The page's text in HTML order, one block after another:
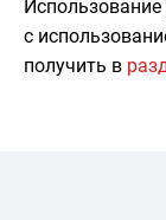
с
получить в